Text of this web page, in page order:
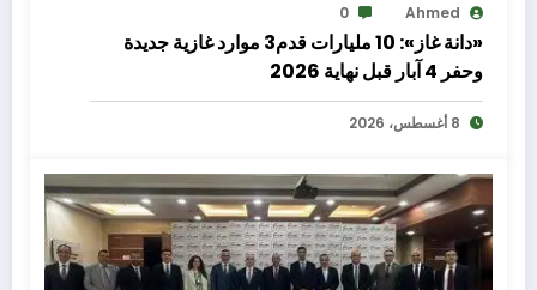
Ahmed
0
«دانة غاز»: 10 مليارات قدم3 موارد غازية جديدة
وحفر 4 آبار قبل نهاية 2026
8 أغسطس، 2026